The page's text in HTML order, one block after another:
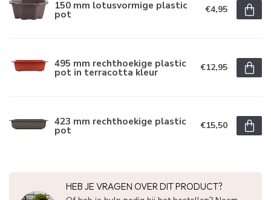
150 mm lotusvormige plastic
pot €4,95
495 mm rechthoekige plastic
pot in terracotta kleur €12,95
423 mm rechthoekige plastic
pot €15,50
HEB JE VRAGEN OVER DIT PRODUCT?